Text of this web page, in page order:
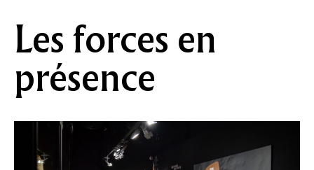
Les forces en
présence